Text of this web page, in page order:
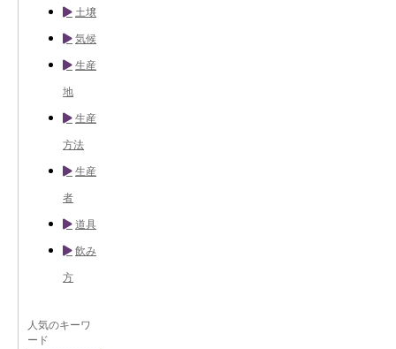
土壌
気候
生産
地
生産
方法
生産
者
道具
飲み
方
人気のキーワ
ード